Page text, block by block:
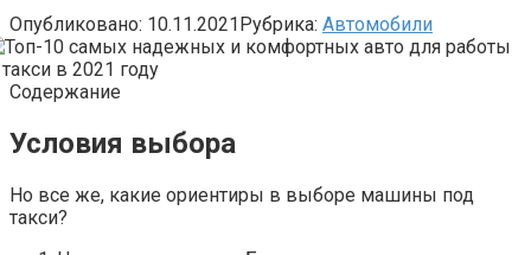
Опубликовано: 10.11.2021Рубрика: Автомобили
Содержание
Условия выбора
Но все же, какие ориентиры в выборе машины под
такси?